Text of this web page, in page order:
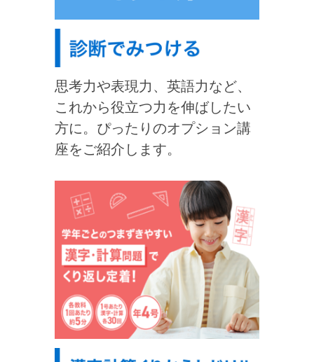
思考力や表現力、英語力など、
これから役立つ力を伸ばしたい
方に。ぴったりのオプション講
座をご紹介します。